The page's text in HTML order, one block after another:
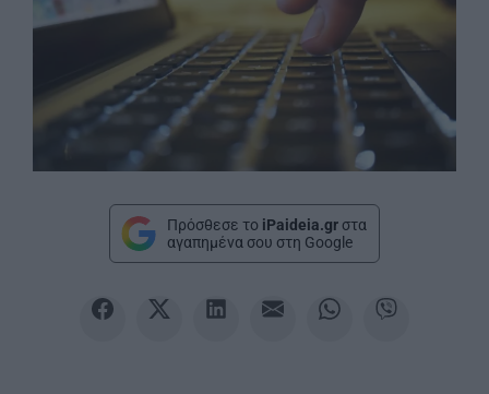
Πρόσθεσε το iPaideia.gr στα
αγαπημένα σου στη Google